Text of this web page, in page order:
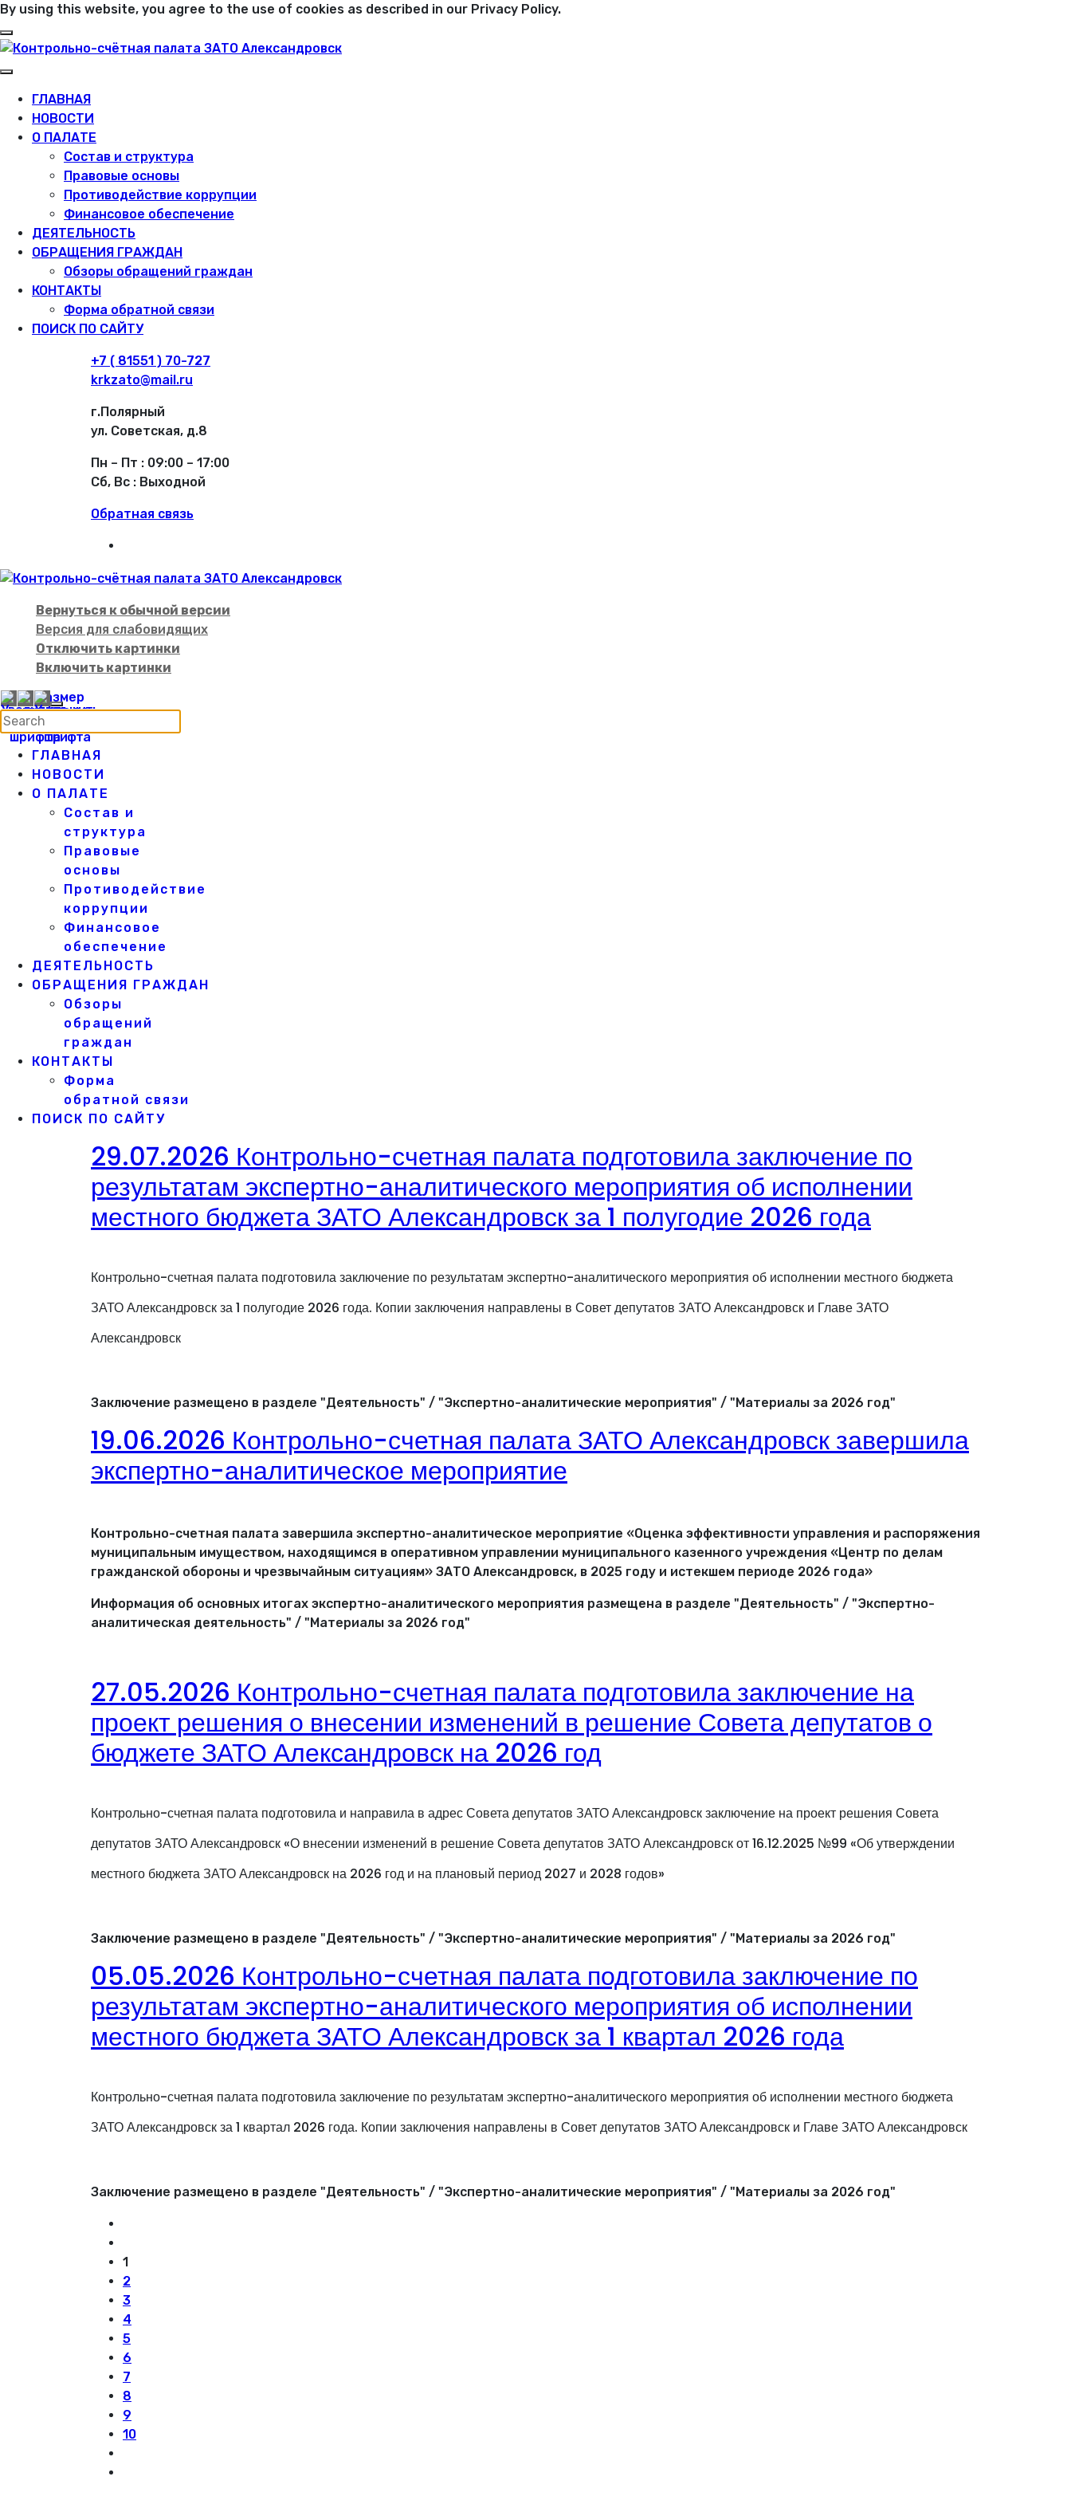
By using this website, you agree to the use of cookies as described in our Privacy Policy.
ГЛАВНАЯ
НОВОСТИ
О ПАЛАТЕ
Состав и структура
Правовые основы
Противодействие коррупции
Финансовое обеспечение
ДЕЯТЕЛЬНОСТЬ
ОБРАЩЕНИЯ ГРАЖДАН
Обзоры обращений граждан
КОНТАКТЫ
Форма обратной связи
ПОИСК ПО САЙТУ
+7 ( 81551 ) 70-727
krkzato@mail.ru
г.Полярный
ул. Советская, д.8
Пн – Пт : 09:00 – 17:00
Сб, Вс : Выходной
Обратная связь
Вернуться к обычной версии
Версия для слабовидящих
Отключить картинки
Включить картинки
ГЛАВНАЯ
НОВОСТИ
О ПАЛАТЕ
Состав и
структура
Правовые
основы
Противодействие
коррупции
Финансовое
обеспечение
ДЕЯТЕЛЬНОСТЬ
ОБРАЩЕНИЯ ГРАЖДАН
Обзоры
обращений
граждан
КОНТАКТЫ
Форма
обратной связи
ПОИСК ПО САЙТУ
29.07.2026 Контрольно-счетная палата подготовила заключение по
результатам экспертно-аналитического мероприятия об исполнении
местного бюджета ЗАТО Александровск за 1 полугодие 2026 года
Контрольно-счетная палата подготовила заключение по результатам экспертно-аналитического мероприятия об исполнении местного бюджета
ЗАТО Александровск за 1 полугодие 2026 года. Копии заключения направлены в Совет депутатов ЗАТО Александровск и Главе ЗАТО
Александровск
Заключение размещено в разделе "Деятельность" / "Экспертно-аналитические мероприятия" / "Материалы за 2026 год"
19.06.2026 Контрольно-счетная палата ЗАТО Александровск завершила
экспертно-аналитическое мероприятие
Контрольно-счетная палата завершила экспертно-аналитическое мероприятие «Оценка эффективности управления и распоряжения
муниципальным имуществом, находящимся в оперативном управлении муниципального казенного учреждения «Центр по делам
гражданской обороны и чрезвычайным ситуациям» ЗАТО Александровск, в 2025 году и истекшем периоде 2026 года»
Информация об основных итогах экспертно-аналитического мероприятия размещена в разделе "Деятельность" / "Экспертно-
аналитическая деятельность" / "Материалы за 2026 год"
27.05.2026 Контрольно-счетная палата подготовила заключение на
проект решения о внесении изменений в решение Совета депутатов о
бюджете ЗАТО Александровск на 2026 год
Контрольно-счетная палата подготовила и направила в адрес Совета депутатов ЗАТО Александровск заключение на проект решения Совета
депутатов ЗАТО Александровск «О внесении изменений в решение Совета депутатов ЗАТО Александровск от 16.12.2025 №99 «Об утверждении
местного бюджета ЗАТО Александровск на 2026 год и на плановый период 2027 и 2028 годов»
Заключение размещено в разделе "Деятельность" / "Экспертно-аналитические мероприятия" / "Материалы за 2026 год"
05.05.2026 Контрольно-счетная палата подготовила заключение по
результатам экспертно-аналитического мероприятия об исполнении
местного бюджета ЗАТО Александровск за 1 квартал 2026 года
Контрольно-счетная палата подготовила заключение по результатам экспертно-аналитического мероприятия об исполнении местного бюджета
ЗАТО Александровск за 1 квартал 2026 года. Копии заключения направлены в Совет депутатов ЗАТО Александровск и Главе ЗАТО Александровск
Заключение размещено в разделе "Деятельность" / "Экспертно-аналитические мероприятия" / "Материалы за 2026 год"
1
2
3
4
5
6
7
8
9
10